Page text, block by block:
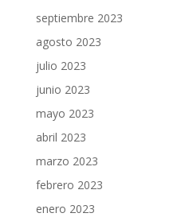
septiembre 2023
agosto 2023
julio 2023
junio 2023
mayo 2023
abril 2023
marzo 2023
febrero 2023
enero 2023